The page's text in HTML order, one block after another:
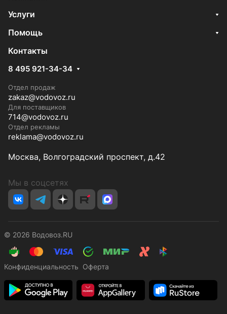
Услуги
Помощь
Контакты
8 495 921-34-34
Отдел продаж
zakaz@vodovoz.ru
Для поставщиков
714@vodovoz.ru
Отдел рекламы
reklama@vodovoz.ru
Москва, Волгоградский проспект, д.42
Мы в соцсетях
© 2026 Водовоз.RU
Конфиденциальность Оферта